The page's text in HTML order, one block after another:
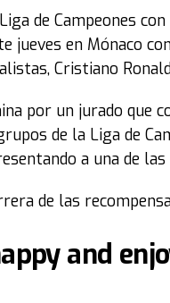
de Campeones
jueves en Mónaco
Cristiano
por un jurado que
de la Liga de
a una de las
de las
and